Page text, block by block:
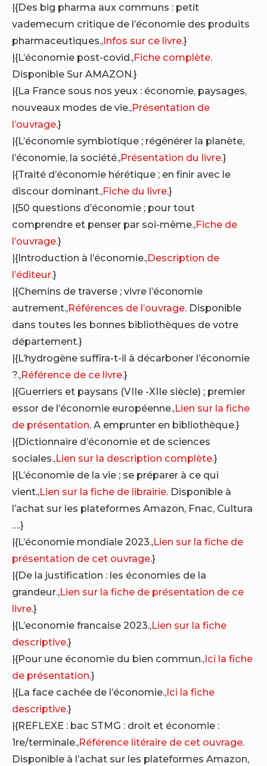
|{Des big pharma aux communs : petit
vademecum critique de l’économie des produits
pharmaceutiques.,Infos sur ce livre.}
|{L’économie post-covid.,Fiche complète.
Disponible Sur AMAZON.}
|{La France sous nos yeux : économie, paysages,
nouveaux modes de vie.,Présentation de
l’ouvrage.}
|{L’économie symbiotique ; régénérer la planète,
l’économie, la société.,Présentation du livre.}
|{Traité d’économie hérétique ; en finir avec le
discour dominant.,Fiche du livre.}
|{50 questions d’économie ; pour tout
comprendre et penser par soi-même.,Fiche de
l’ouvrage.}
|{Introduction à l’économie.,Description de
l’éditeur.}
|{Chemins de traverse ; vivre l’économie
autrement.,Références de l’ouvrage. Disponible
dans toutes les bonnes bibliothèques de votre
département.}
|{L’hydrogène suffira-t-il à décarboner l’économie
?.,Référence de ce livre.}
|{Guerriers et paysans (VIIe -XIIe siècle) ; premier
essor de l’économie européenne.,Lien sur la fiche
de présentation. A emprunter en bibliothèque.}
|{Dictionnaire d’économie et de sciences
sociales.,Lien sur la description complète.}
|{L’économie de la vie ; se préparer à ce qui
vient.,Lien sur la fiche de librairie. Disponible à
l’achat sur les plateformes Amazon, Fnac, Cultura
….}
|{L’économie mondiale 2023.,Lien sur la fiche de
présentation de cet ouvrage.}
|{De la justification : les économies de la
grandeur.,Lien sur la fiche de présentation de ce
livre.}
|{L’economie francaise 2023.,Lien sur la fiche
descriptive.}
|{Pour une économie du bien commun.,Ici la fiche
de présentation.}
|{La face cachée de l’économie.,Ici la fiche
descriptive.}
|{REFLEXE : bac STMG : droit et économie :
1re/terminale.,Référence litéraire de cet ouvrage.
Disponible à l’achat sur les plateformes Amazon,